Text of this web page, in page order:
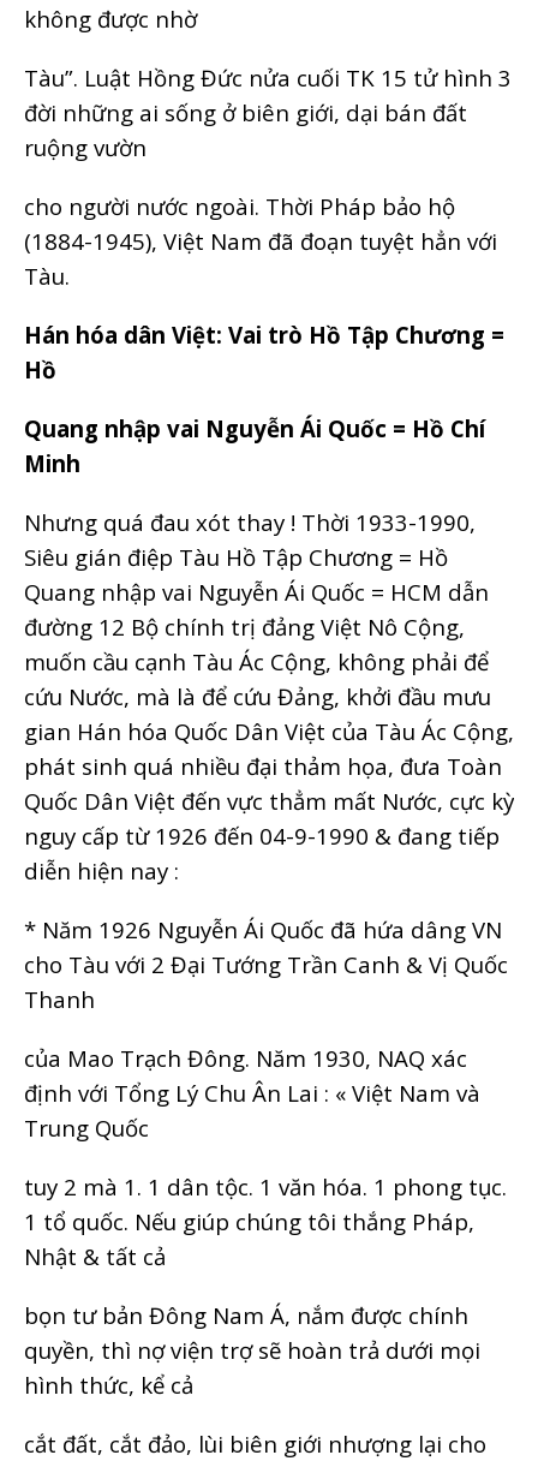
không được nhờ
Tàu”. Luật Hồng Đức nửa cuối TK 15 tử hình 3
đời những ai sống ở biên giới, dại bán đất
ruộng vườn
cho người nước ngoài. Thời Pháp bảo hộ
(1884-1945), Việt Nam đã đoạn tuyệt hẳn với
Tàu.
Hán hóa dân Việt: Vai trò Hồ Tập Chương =
Hồ
Quang nhập vai Nguyễn Ái Quốc = Hồ Chí
Minh
Nhưng quá đau xót thay ! Thời 1933-1990,
Siêu gián điệp Tàu Hồ Tập Chương = Hồ
Quang nhập vai Nguyễn Ái Quốc = HCM dẫn
đường 12 Bộ chính trị đảng Việt Nô Cộng,
muốn cầu cạnh Tàu Ác Cộng, không phải để
cứu Nước, mà là để cứu Đảng, khởi đầu mưu
gian Hán hóa Quốc Dân Việt của Tàu Ác Cộng,
phát sinh quá nhiều đại thảm họa, đưa Toàn
Quốc Dân Việt đến vực thẳm mất Nước, cực kỳ
nguy cấp từ 1926 đến 04-9-1990 & đang tiếp
diễn hiện nay :
* Năm 1926 Nguyễn Ái Quốc đã hứa dâng VN
cho Tàu với 2 Đại Tướng Trần Canh & Vị Quốc
Thanh
của Mao Trạch Đông. Năm 1930, NAQ xác
định với Tổng Lý Chu Ân Lai : « Việt Nam và
Trung Quốc
tuy 2 mà 1. 1 dân tộc. 1 văn hóa. 1 phong tục.
1 tổ quốc. Nếu giúp chúng tôi thắng Pháp,
Nhật & tất cả
bọn tư bản Đông Nam Á, nắm được chính
quyền, thì nợ viện trợ sẽ hoàn trả dưới mọi
hình thức, kể cả
cắt đất, cắt đảo, lùi biên giới nhượng lại cho